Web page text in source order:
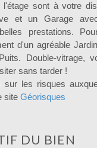
sont à votre
et un Garage
prestations.
d'un agréable
Double-vitrage,
sans tarder !
sur les risques
site Géorisques
DU BIEN